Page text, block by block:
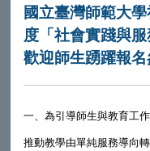
國立臺灣師範大
度「社會實踐與
歡迎師生踴躍報
一、為引導師生與教育工
推動教學由單純服務導向